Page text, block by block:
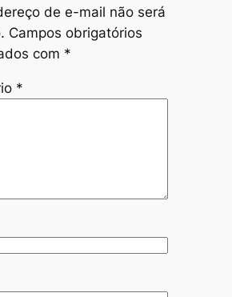
de e-mail não será
Campos obrigatórios
com *
*